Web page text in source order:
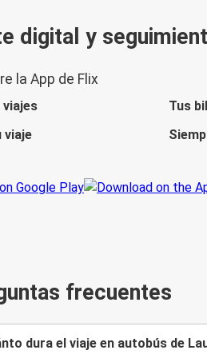
digital y
la App de Flix
viajes
Tus
viaje
frecuentes
dura el viaje en autobús de